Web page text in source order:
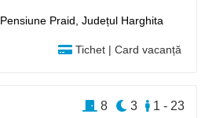
Pensiune Praid,Județul Harghita
Tichet | Card vacanță
1 - 23
3
8